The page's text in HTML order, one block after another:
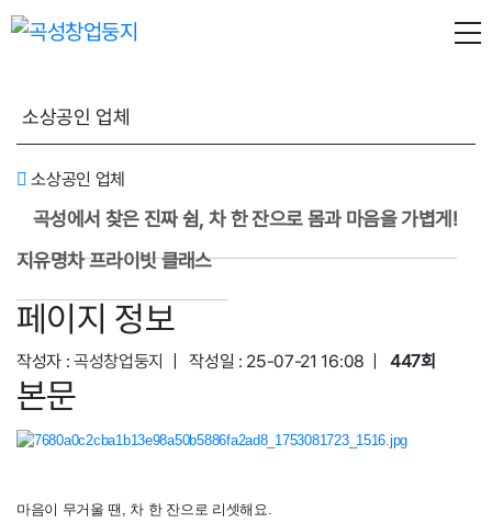
소상공인 업체
소상공인 업체
곡성에서 찾은 진짜 쉼, 차 한 잔으로 몸과 마음을 가볍게!
지유명차 프라이빗 클래스
페이지 정보
작성자 :곡성창업둥지 |작성일 : 25-07-21 16:08 | 447회
본문
마음이 무거울 땐, 차 한 잔으로 리셋해요.